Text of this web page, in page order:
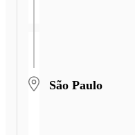
São Paulo